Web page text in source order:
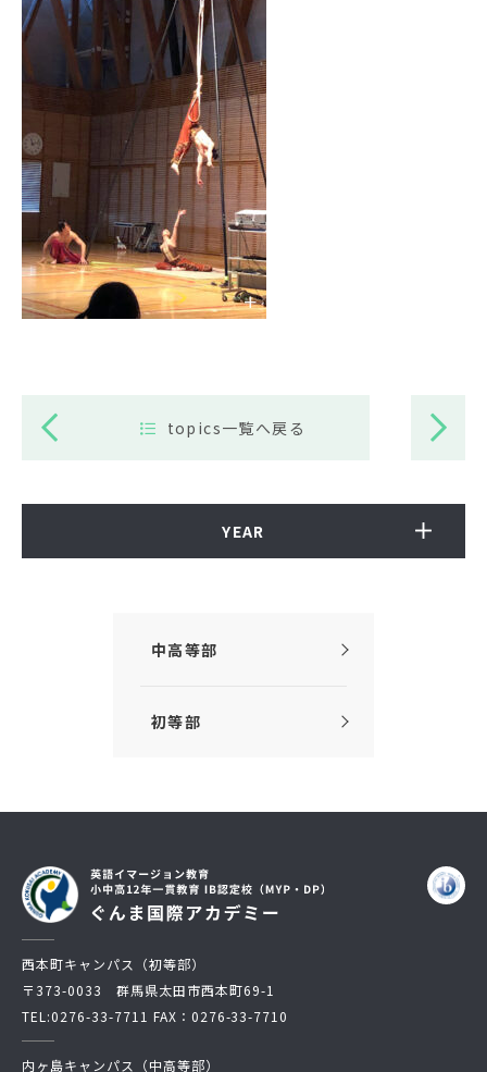
topics一覧へ戻る
YEAR
中高等部
初等部
西本町キャンパス（初等部）
〒373-0033 群馬県太田市西本町69-1
TEL:0276-33-7711 FAX：0276-33-7710
内ヶ島キャンパス（中高等部）